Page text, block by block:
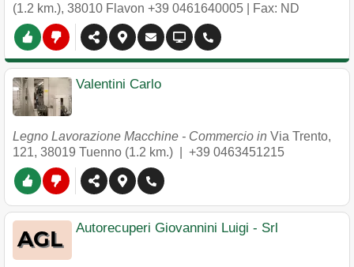
(1.2 km.), 38010 Flavon +39 0461640005 | Fax: ND
Valentini Carlo
Legno Lavorazione Macchine - Commercio in Via Trento,
121, 38019 Tuenno (1.2 km.) | +39 0463451215
Autorecuperi Giovannini Luigi - Srl